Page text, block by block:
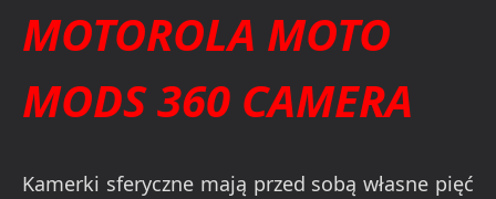
MOTOROLA MOTO
MODS 360 CAMERA
Kamerki sferyczne mają przed sobą własne pięć